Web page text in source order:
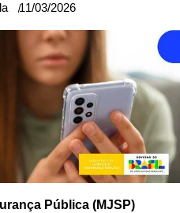
11/03/2026
Pública (MJSP)